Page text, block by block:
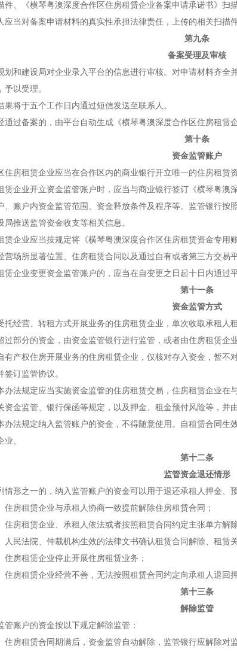
件、《横琴粤澳深度合作区住房租赁企业备案申请承诺书》扫描
对备案申请材料的真实性承担法律责任，上传的相关扫描件
第九条
备案受理及审核
建设局对企业录入平台的信息进行审核。对申请材料齐全
予以受理。
将于五个工作日内通过短信发送至联系人。
备案的，由平台自动生成《横琴粤澳深度合作区住房租赁企
第十条
资金监管账户
租赁企业应当在合作区内的商业银行开立唯一的住房租赁资
业开立资金监管账户时，应当与商业银行签订《横琴粤澳
、账户内资金监管范围、资金释放条件及程序等。监管银行按
局推送监管资金收支等相关信息。
业应当按规定将《横琴粤澳深度合作区住房租赁资金专用
营场所显著位置、住房租赁合同以及通过自有或者第三方交易
业变更资金监管账户的，应当在自变更之日起十日内通过平
第十一条
资金监管方式
营、转租方式开展业务的住房租赁企业，单次收取承租人
过部分的资金，由资金监管银行进行监管，或者由住房租赁企
权住房开展业务的住房租赁企业，仅核对存入资金，暂不
签订监管协议。
规定应当实施资金监管的住房租赁交易，住房租赁企业在
资金监管、银行保函等规定，以及押金、租金预付风险等，并
规定纳入监管账户的资金，不得随意使用。自租赁合同生
。
第十二条
监管资金退还情形
之一的，纳入监管账户的资金可以用于退还承租人押金、预
房租赁企业与承租人协商一致提前解除住房租赁合同；
租赁企业、承租人依法或者按照租赁合同约定主张单方解除
法院、仲裁机构生效的法律文书确认租赁合同解除、租赁关
房租赁企业停止开展住房租赁业务；
租赁企业经营不善，无法按照租赁合同约定向承租人退回押
第十三条
解除监管
账户的资金按以下规定解除监管：
租赁合同期满后，资金监管自动解除，监管银行应解除对监